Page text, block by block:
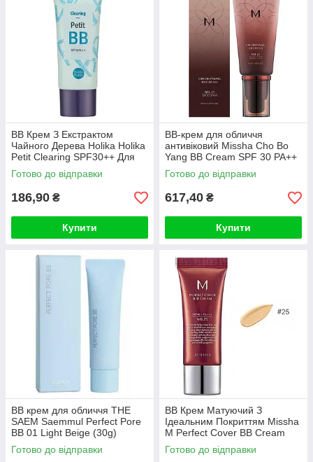
ВВ Крем З Екстрактом
Чайного Дерева Holika Holika
Petit Clearing SPF30++ Для
Проблемної Шкіри 30ml
Готово до відправки
186,90 ₴
Купити
ВВ-крем для обличчя
антивіковий Missha Cho Bo
Yang BB Cream SPF 30 PA++
(21 тон)
Готово до відправки
617,40 ₴
Купити
ВВ крем для обличчя THE
SAEM Saemmul Perfect Pore
BB 01 Light Beige (30g)
Готово до відправки
ВВ Крем Матуючий З
Ідеальним Покриттям Missha
M Perfect Cover BB Cream
SPF42 PA+++ (20ml, 25
відтінок -теплий беж)
Готово до відправки